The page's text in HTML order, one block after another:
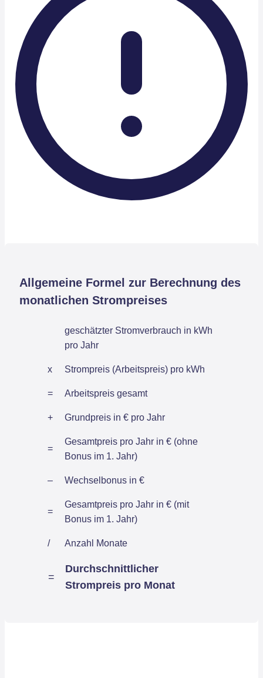
Allgemeine Formel zur Berechnung des
monatlichen Strompreises
geschätzter Stromverbrauch in kWh
pro Jahr
x Strompreis (Arbeitspreis) pro kWh
= Arbeitspreis gesamt
+ Grundpreis in € pro Jahr
=
Gesamtpreis pro Jahr in € (ohne
Bonus im 1. Jahr)
– Wechselbonus in €
=
Gesamtpreis pro Jahr in € (mit
Bonus im 1. Jahr)
/ Anzahl Monate
=
Durchschnittlicher
Strompreis pro Monat